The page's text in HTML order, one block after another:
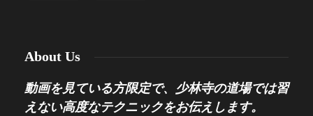
About Us
動画を見ている方限定で、少林寺の道場では習
えない高度なテクニックをお伝えします。